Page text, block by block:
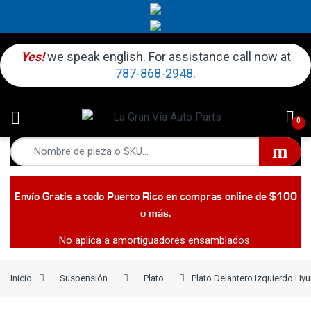
Yes! we speak english. For assistance call now at
787-868-2948.
0
Envío Gratisa todo Puerto Rico en compras online de $100
o más.
No aplica a amortiguadores ensamblados.
Inicio Suspensión Plato Plato Delantero Izquierdo